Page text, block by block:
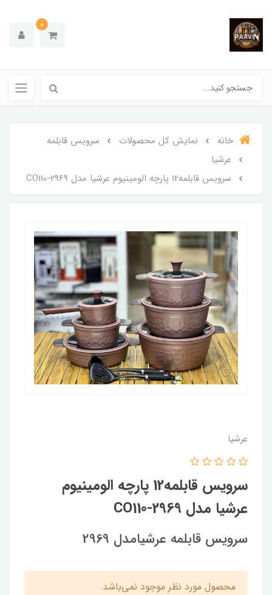
0
خانه نمایش کل محصولات
سرویس قابلمه
عرشیا
سرویس قابلمه12 پارچه الومینیوم عرشیا مدل CO110-2969
عرشیا
سرویس قابلمه12 پارچه الومینیوم
عرشیا مدل CO110-2969
سرویس قابلمه عرشیامدل 2969
محصول مورد نظر موجود نمی‌باشد.